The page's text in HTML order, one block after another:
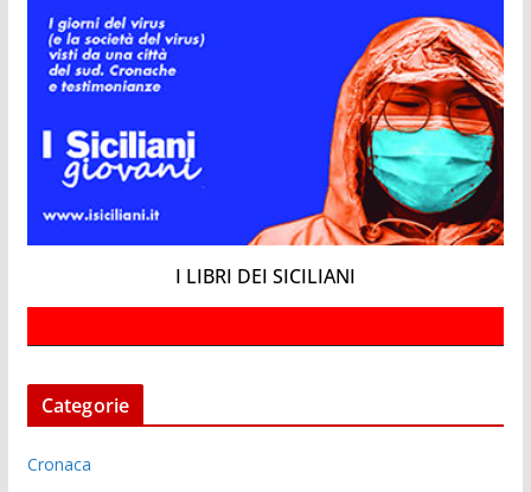
I LIBRI DEI SICILIANI
Categorie
Cronaca